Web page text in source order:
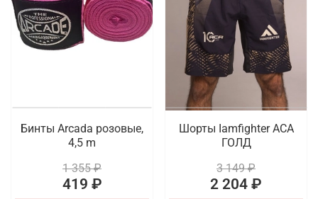
Бинты Arcada розовые,
4,5 m
1 355 ₽
419 ₽
Шорты Iamfighter АСА
ГОЛД
3 149 ₽
2 204 ₽